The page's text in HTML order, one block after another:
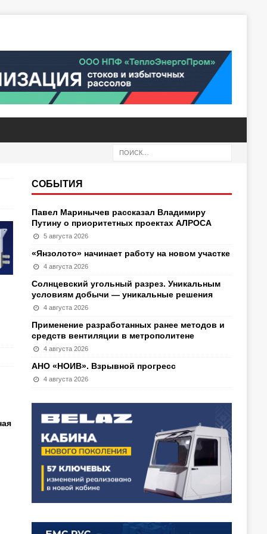
СОБЫТИЯ
Павел Маринычев рассказал Владимиру
Путину о приоритетных проектах АЛРОСА
5 августа 2026
«Янзолото» начинает работу на новом участке
4 августа 2026
Солнцевский угольный разрез. Уникальным
условиям добычи — уникальные решения
4 августа 2026
Применение разработанных ранее методов и
средств вентиляции в метрополитене
4 августа 2026
АНО «НОИВ». Взрывной прогресс
4 августа 2026